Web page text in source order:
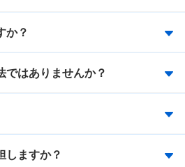
か？
ではありませんか？
しますか？